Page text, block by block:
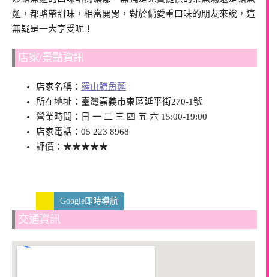
麵，都略帶甜味，相當開胃，對於偏愛重口味的朋友來說，這
無疑是一大享受呢！
店家/景點資訊
店家名稱： 羅山鱔魚麵
所在地址：臺灣嘉義市東區延平街270-1號
營業時間：日 一 二 三 四 五 六 15:00-19:00
店家電話：05 223 8968
評價：★★★★★
Google即時導航
交通資訊